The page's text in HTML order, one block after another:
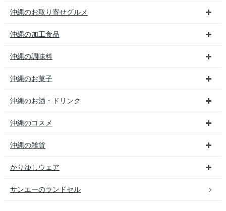
沖縄のお取り寄せグルメ
沖縄の加工食品
沖縄の調味料
沖縄のお菓子
沖縄のお酒・ドリンク
沖縄のコスメ
沖縄の雑貨
かりゆしウェア
サンエーのランドセル